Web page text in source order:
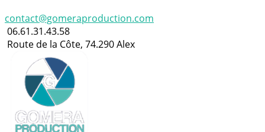
contact@gomeraproduction.com
06.61.31.43.58
Route de la Côte, 74.290 Alex